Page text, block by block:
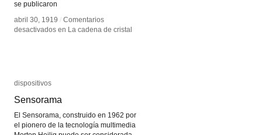
se publicaron
abril 30, 1919 / Comentarios
desactivados en La cadena de cristal
abril 30, 1919 / Comentarios
desactivados en La cadena de cristal
dispositivos
Sensorama
El Sensorama, construido en 1962 por
el pionero de la tecnología multimedia
dispositivos
Sensorama